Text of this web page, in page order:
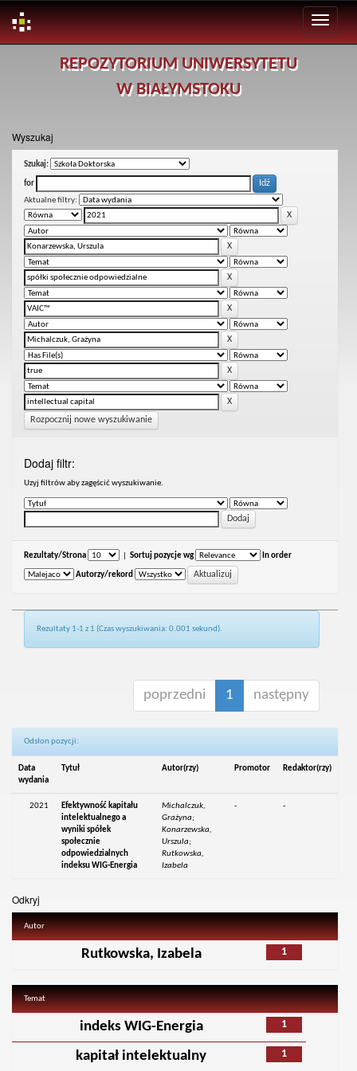
REPOZYTORIUM UNIWERSYTETU
W BIAŁYMSTOKU
Wyszukaj
Szukaj:
for
Aktualne filtry:
Rozpocznij nowe wyszukiwanie
Dodaj filtr:
Uzyj filtrów aby zagęścić wyszukiwanie.
Rezultaty/Strona Sortuj pozycje wg In order
Autorzy/rekord
Rezultaty 1-1 z 1 (Czas wyszukiwania: 0.001 sekund).
poprzedni 1 następny
Odsłon pozycji:
Data
wydania
Tytuł Autor(rzy) Promotor Redaktor(rzy)
2021
Efektywność kapitału
intelektualnego a
wyniki spółek
społecznie
odpowiedzialnych
indeksu WIG-Energia
Michalczuk,
Grażyna;
Konarzewska,
Urszula;
Rutkowska,
Izabela
- -
Odkryj
Autor
1
Rutkowska, Izabela
Temat
1
indeks WIG-Energia
1
kapitał intelektualny